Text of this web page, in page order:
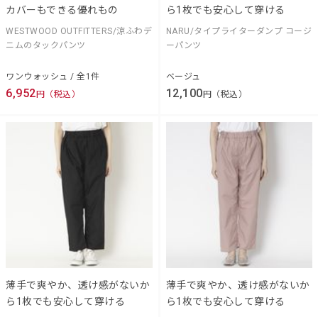
カバーもできる優れもの
WESTWOOD OUTFITTERS/涼ふわデ
ニムのタックパンツ
ワンウォッシュ / 全1件
6,952円（税込）
ら1枚でも安心して穿ける
NARU/タイプライターダンプ コージ
ーパンツ
ベージュ
12,100円（税込）
薄手で爽やか、透け感がないか
ら1枚でも安心して穿ける
薄手で爽やか、透け感がないか
ら1枚でも安心して穿ける